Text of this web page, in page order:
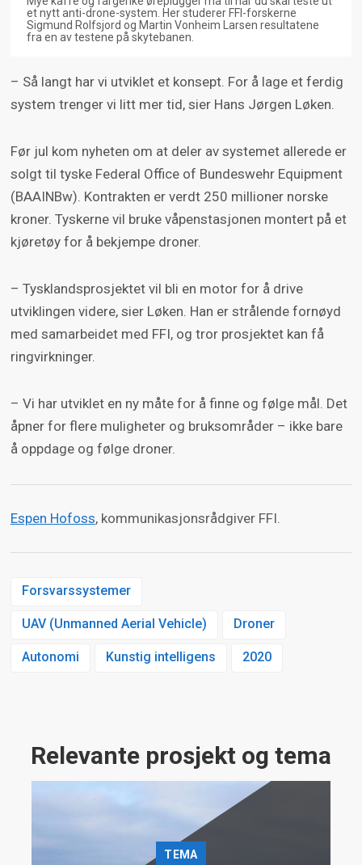
et nytt anti-drone-system. Her studerer FFI-forskerne
Sigmund Rolfsjord og Martin Vonheim Larsen resultatene
fra en av testene på skytebanen.
– Så langt har vi utviklet et konsept. For å lage et ferdig
system trenger vi litt mer tid, sier Hans Jørgen Løken.
Før jul kom nyheten om at deler av systemet allerede er
solgt til tyske Federal Office of Bundeswehr Equipment
(BAAINBw). Kontrakten er verdt 250 millioner norske
kroner. Tyskerne vil bruke våpenstasjonen montert på et
kjøretøy for å bekjempe droner.
– Tysklandsprosjektet vil bli en motor for å drive
utviklingen videre, sier Løken. Han er strålende fornøyd
med samarbeidet med FFI, og tror prosjektet kan få
ringvirkninger.
– Vi har utviklet en ny måte for å finne og følge mål. Det
åpner for flere muligheter og bruksområder – ikke bare
å oppdage og følge droner.
Espen Hofoss, kommunikasjonsrådgiver FFI.
Forsvarssystemer
UAV (Unmanned Aerial Vehicle) Droner
Autonomi Kunstig intelligens 2020
Relevante prosjekt og tema
TEMA